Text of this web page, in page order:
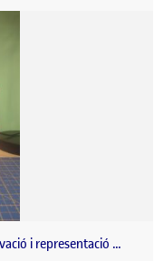
i representació …